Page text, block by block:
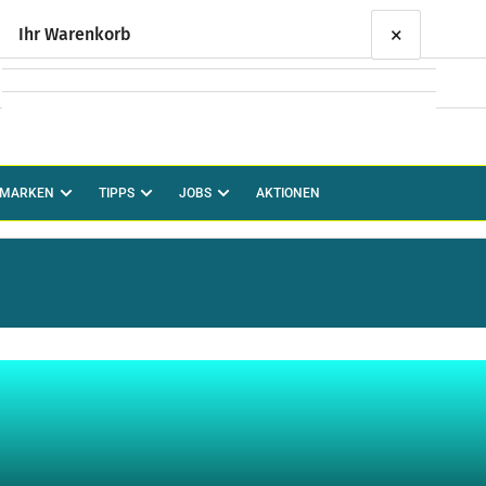
MARKEN TIPPS JOBS AKTIONEN
Ihr Warenkorb ×
Ihr Warenkorb ist leer